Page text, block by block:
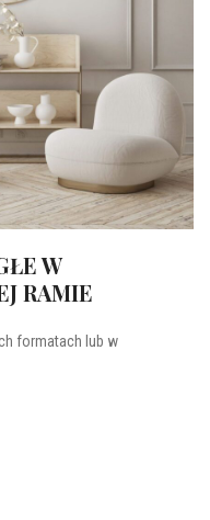
W
RAMIE
formatach lub w